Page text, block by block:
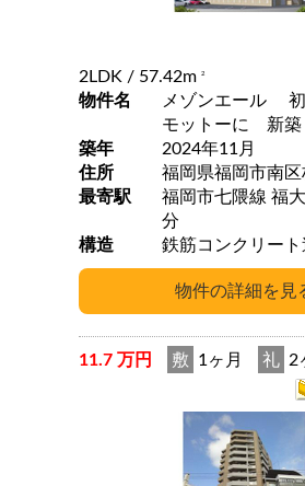
2LDK / 57.42m 2
物件名
メゾンエール 初
モットーに 新築
築年
2024年11月
住所
福岡県福岡市南区
最寄駅
福岡市七隈線 福大前 駅 徒
分
構造
鉄筋コンクリート
11.7 万円 敷 1ヶ月 礼 2